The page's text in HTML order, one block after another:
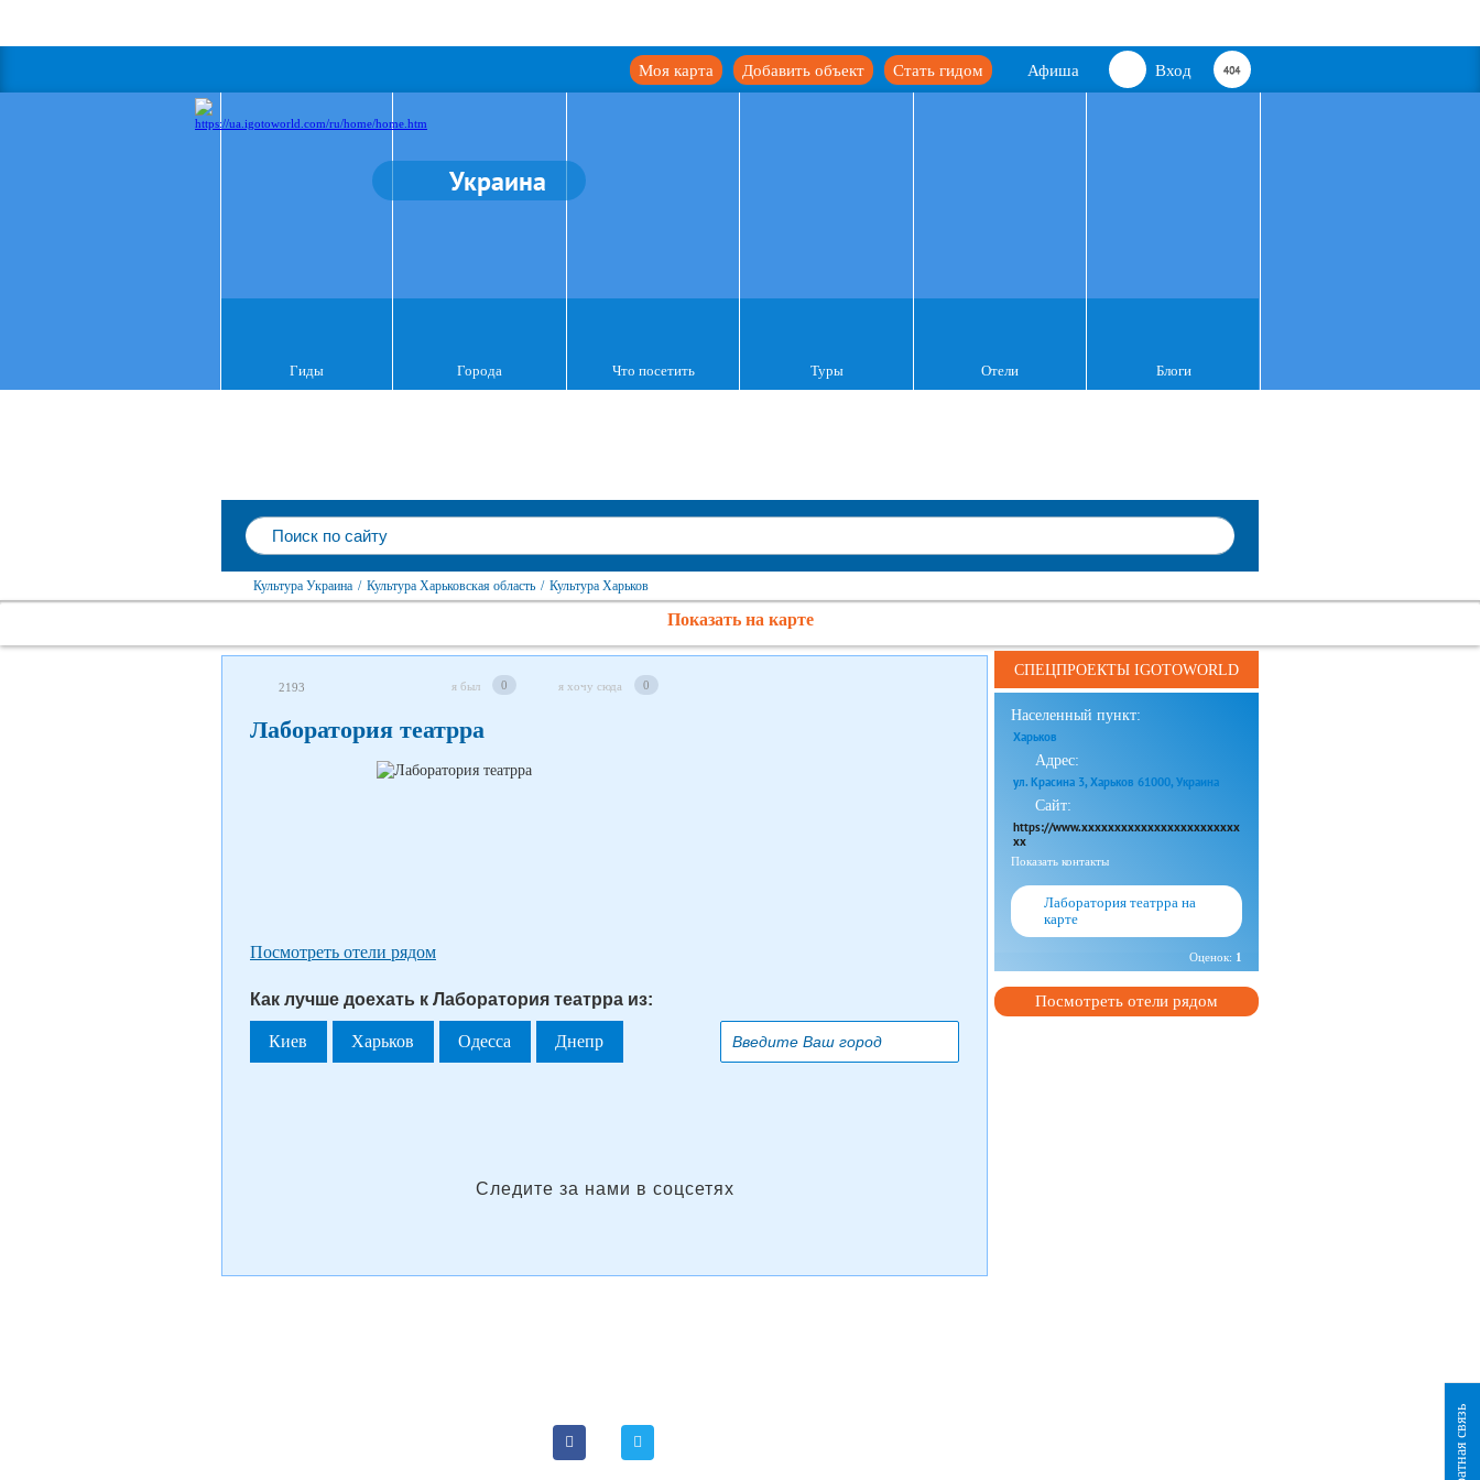
Вход
Афиша
Стать гидом
Добавить объект
Моя карта
Украина
Гиды Города Что посетить Туры Отели Блоги
Культура Украина / Культура Харьковская область / Культура Харьков
Показать на карте
2193 я был 0 я хочу сюда 0
Лаборатория театрра
Посмотреть отели рядом
Как лучше доехать к Лаборатория театрра из:
Киев Харьков Одесса Днепр
Следите за нами в соцсетях
СПЕЦПРОЕКТЫ IGOTOWORLD
Населенный пункт:
Харьков
Адрес:
ул. Красина 3, Харьков 61000, Украина
Сайт:
https://www.xxxxxxxxxxxxxxxxxxxxxxxx
xx
Показать контакты
Лаборатория театрра на
карте
Оценок: 1
Посмотреть отели рядом
Обратная связь